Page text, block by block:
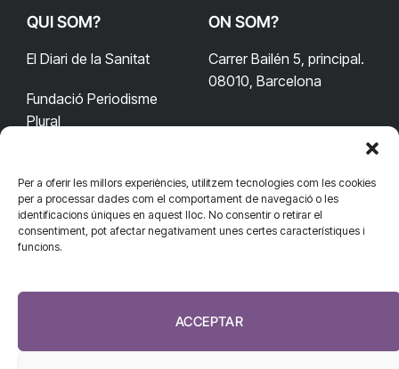
Per a oferir les millors experiències, utilitzem tecnologies com les cookies
per a processar dades com el comportament de navegació o les
identificacions úniques en aquest lloc. No consentir o retirar el
consentiment, pot afectar negativament unes certes característiques i
funcions.
ACCEPTAR
QUI SOM?
El Diari de la Sanitat
Fundació Periodisme
Plural
ON SOM?
Carrer Bailén 5, principal.
08010, Barcelona
CONTACTA'NS
redaccio@diarisanitat.cat
932 311 247
CONNECTA